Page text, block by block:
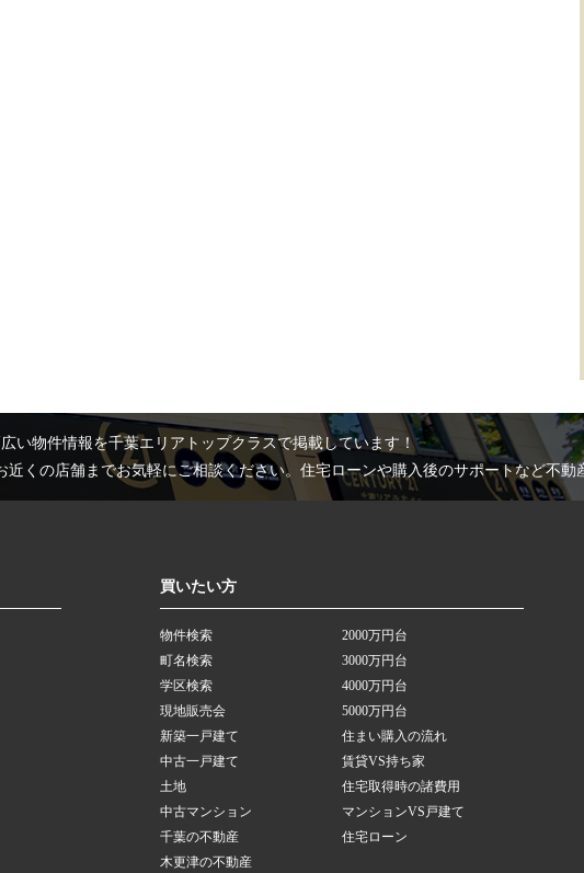
い物件情報を千葉エリアトップクラスで掲載しています！
くの店舗までお気軽にご相談ください。住宅ローンや購入後のサポートなど不
買いたい方
物件検索
町名検索
学区検索
現地販売会
新築一戸建て
中古一戸建て
土地
中古マンション
千葉の不動産
木更津の不動産
2000万円台
3000万円台
4000万円台
5000万円台
住まい購入の流れ
賃貸VS持ち家
住宅取得時の諸費用
マンションVS戸建て
住宅ローン